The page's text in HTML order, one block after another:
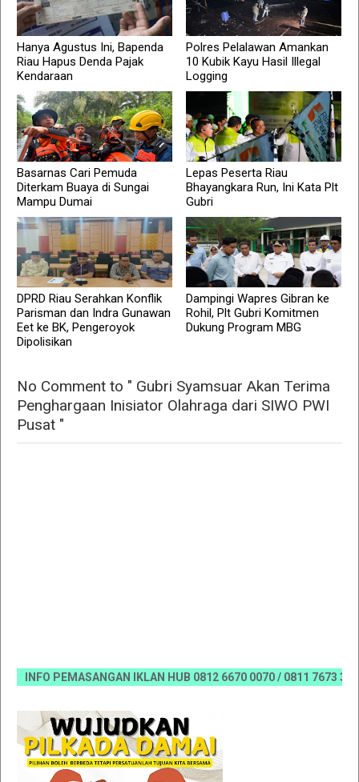
Hanya Agustus Ini, Bapenda
Riau Hapus Denda Pajak
Kendaraan
Polres Pelalawan Amankan
10 Kubik Kayu Hasil Illegal
Logging
Basarnas Cari Pemuda
Diterkam Buaya di Sungai
Mampu Dumai
Lepas Peserta Riau
Bhayangkara Run, Ini Kata Plt
Gubri
DPRD Riau Serahkan Konflik
Parisman dan Indra Gunawan
Eet ke BK, Pengeroyok
Dipolisikan
Dampingi Wapres Gibran ke
Rohil, Plt Gubri Komitmen
Dukung Program MBG
No Comment to " Gubri Syamsuar Akan Terima
Penghargaan Inisiator Olahraga dari SIWO PWI
Pusat "
INFO PEMASANGAN IKLAN HUB 0812 6670 0070 / 0811 7673 35,